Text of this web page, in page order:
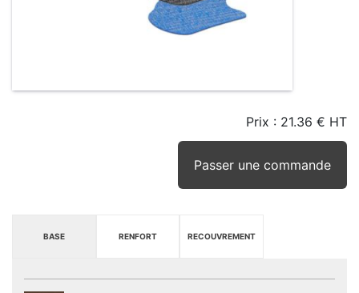
STOCK
Prix : 21.36 € HT
Passer une commande
BASE RENFORT RECOUVREMENT